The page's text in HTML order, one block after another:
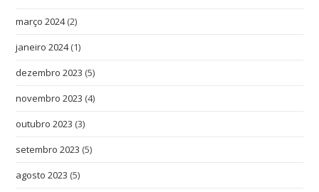
março 2024(2)
janeiro 2024(1)
dezembro 2023 (5)
novembro 2023 (4)
outubro 2023 (3)
setembro 2023 (5)
agosto 2023 (5)